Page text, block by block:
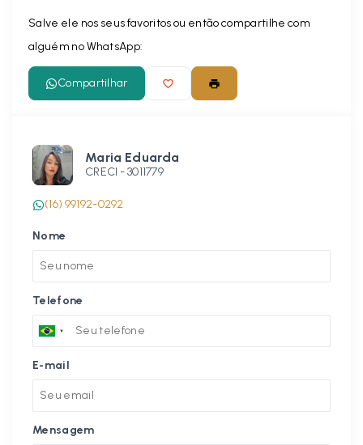
Salve ele nos seus favoritos ou então compartilhe com
alguém no WhatsApp:
Compartilhar
Maria Eduarda
CRECI -3011779
(16) 99192-0292
Nome
Telefone
E-mail
Mensagem